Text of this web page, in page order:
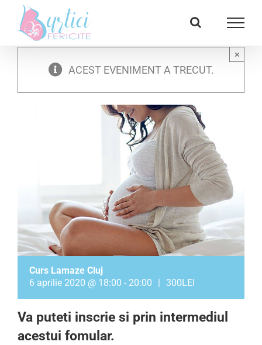
content
mail:
ACEST EVENIMENT A TRECUT.
×
Curs Lamaze Cluj
6 aprilie 2020 @ 18:00 - 20:00 | 300LEI
Va puteti inscrie si prin intermediul
acestui fomular.